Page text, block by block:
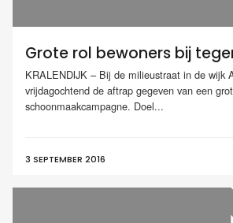
Grote rol bewoners bij
KRALENDIJK – Bij de milieustraat in de wijk
vrijdagochtend de aftrap gegeven van een
schoonmaakcampagne. Doel...
3 SEPTEMBER 2016